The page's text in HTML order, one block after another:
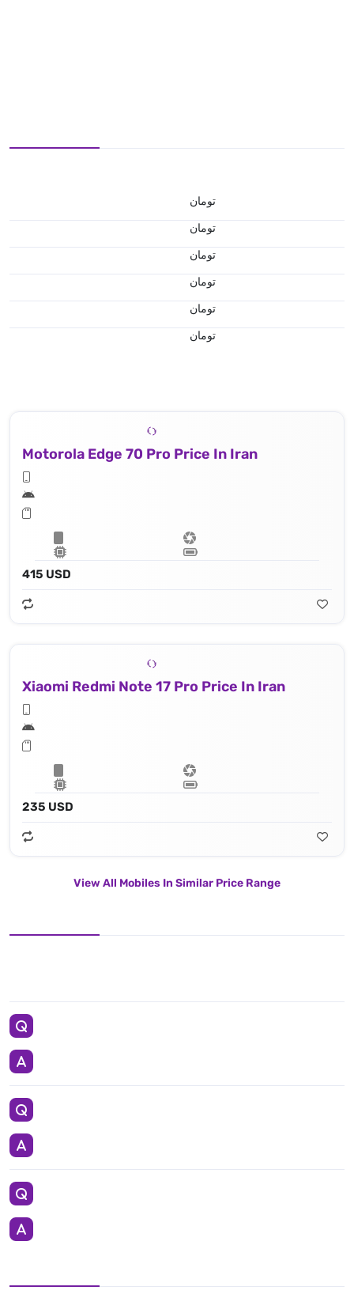
تومان
تومان
تومان
تومان
تومان
تومان
Motorola Edge 70 Pro Price In Iran
415 USD
Xiaomi Redmi Note 17 Pro Price In Iran
235 USD
View All Mobiles In Similar Price Range